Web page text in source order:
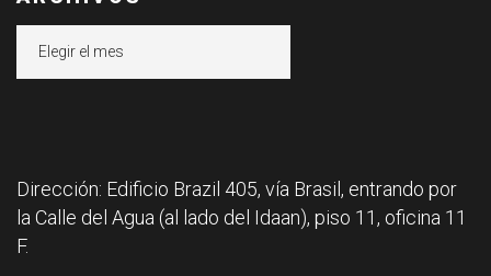
Dirección: Edificio Brazil 405, vía Brasil, entrando por
la Calle del Agua (al lado del Idaan), piso 11, oficina 11
F.